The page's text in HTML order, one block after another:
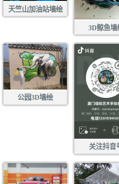
天竺山加油站墙绘
3D鲸鱼墙
公园3D墙绘
关注抖音